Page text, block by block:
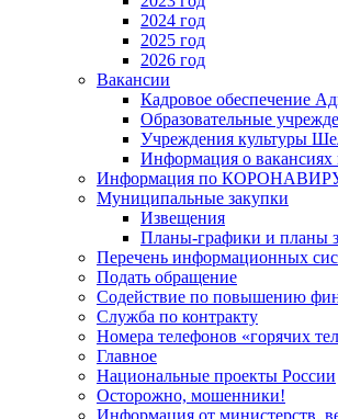
2024 год
2025 год
2026 год
Вакансии
Кадровое обеспечение
Образовательные
Учреждения культуры
Информация о
Информация по
Муниципальные закупки
Извещения
Планы-графики и планы
Перечень информационных
Подать обращение
Содействие по повышению
Служба по контракту
Номера телефонов «горячих
Главное
Национальные проекты России
Осторожно, мошенники!
Информация от министерств,